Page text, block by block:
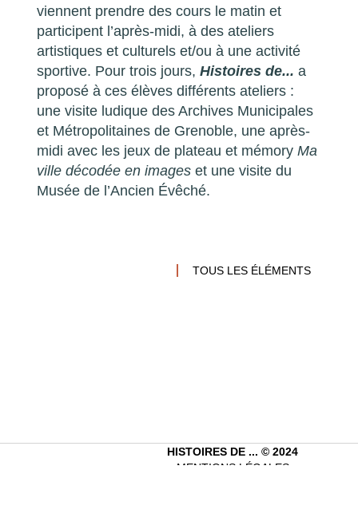
viennent prendre des cours le matin et
participent l’après-midi, à des ateliers
artistiques et culturels et/ou à une activité
sportive. Pour trois jours, Histoires de... a
proposé à ces élèves différents ateliers :
une visite ludique des Archives Municipales
et Métropolitaines de Grenoble, une après-
midi avec les jeux de plateau et mémory Ma
ville décodée en imageset une visite du
Musée de l’Ancien Évêché.
TOUS LES ÉLÉMENTS
HISTOIRES DE ... © 2024
MENTIONS LÉGALES